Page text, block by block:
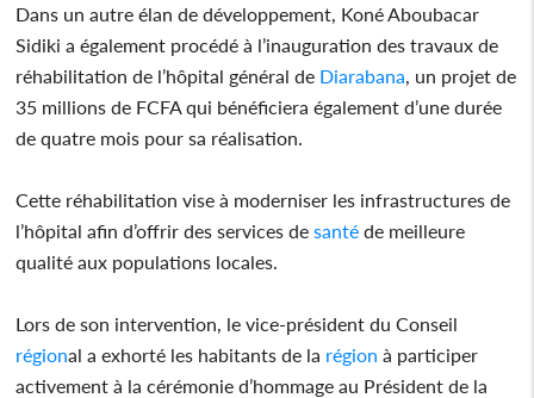
Dans un autre élan de développement, Koné Aboubacar
Sidiki a également procédé à l’inauguration des travaux de
réhabilitation de l’hôpital général de Diarabana , un projet de
35 millions de FCFA qui bénéficiera également d’une durée
de quatre mois pour sa réalisation.
Cette réhabilitation vise à moderniser les infrastructures de
l’hôpital afin d’offrir des services de santé de meilleure
qualité aux populations locales.
Lors de son intervention, le vice-président du Conseil
régional a exhorté les habitants de la région à participer
activement à la cérémonie d’hommage au Président de la